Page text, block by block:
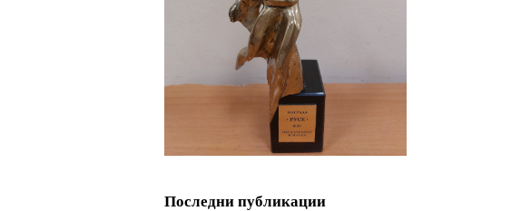
Последни публикации